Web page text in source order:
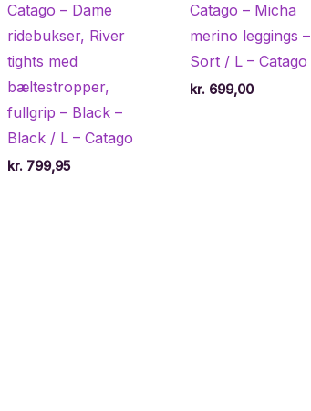
Catago – Dame
ridebukser, River
tights med
bæltestropper,
fullgrip – Black –
Black / L – Catago
kr.799,95
Catago – Micha
merino leggings –
Sort / L – Catago
kr.699,00